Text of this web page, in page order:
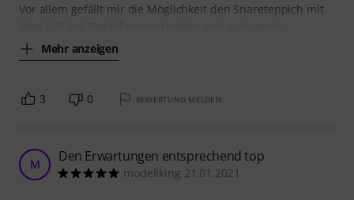
Vor allem gefällt mir die Möglichkeit den Snareteppich mit
Mehr anzeigen
3 0 BEWERTUNG MELDEN
M Den Erwartungen entsprechend top
modellking 21.01.2021